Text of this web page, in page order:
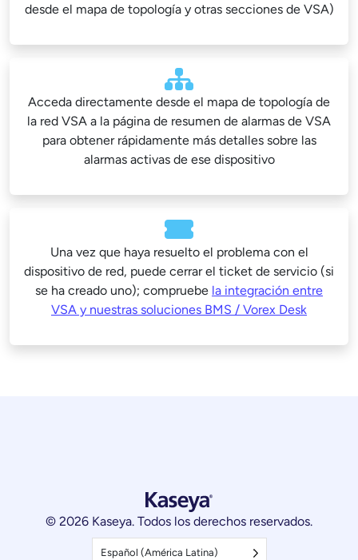
desde el mapa de topología y otras secciones de VSA)
Acceda directamente desde el mapa de topología de
la red VSA a la página de resumen de alarmas de VSA
para obtener rápidamente más detalles sobre las
alarmas activas de ese dispositivo
Una vez que haya resuelto el problema con el
dispositivo de red, puede cerrar el ticket de servicio (si
se ha creado uno); compruebe la integración entre
VSA y nuestras soluciones BMS / Vorex Desk
© 2026 Kaseya. Todos los derechos reservados.
Español (América Latina)